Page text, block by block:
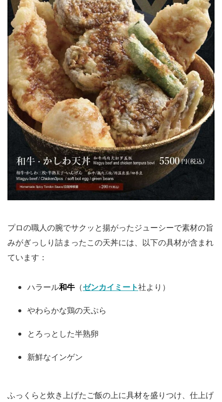
プロの職人の腕でサクッと揚がったジューシーで素材の旨
みがぎっしり詰まったこの天丼には、以下の具材が含まれ
ています：
ハラール和牛 （ゼンカイミート社より）
やわらかな鶏の天ぷら
とろっとした半熟卵
新鮮なインゲン
ふっくらと炊き上げたご飯の上に具材を盛りつけ、仕上げ